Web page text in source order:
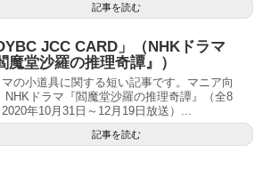
記事を読む
JCC CARD」（NHKドラマ
魔堂沙羅の推理奇譚』）
マの小道具に関する短い記事です。マニア向
NHKドラマ『閻魔堂沙羅の推理奇譚』（全8
年10月31日～12月19日放送）...
記事を読む